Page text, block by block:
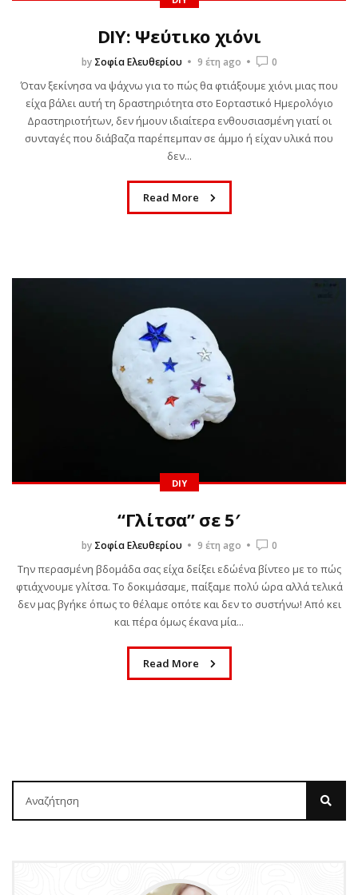
DIY: Ψεύτικο χιόνι
by Σοφία Ελευθερίου 9 έτη ago 0
Όταν ξεκίνησα να ψάχνω για το πώς θα φτιάξουμε χιόνι μιας που
είχα βάλει αυτή τη δραστηριότητα στο Εορταστικό Ημερολόγιο
Δραστηριοτήτων, δεν ήμουν ιδιαίτερα ενθουσιασμένη γιατί οι
συνταγές που διάβαζα παρέπεμπαν σε άμμο ή είχαν υλικά που
δεν...
Read More
DIY
“Γλίτσα” σε 5′
by Σοφία Ελευθερίου 9 έτη ago 0
Την περασμένη βδομάδα σας είχα δείξει εδώένα βίντεο με το πώς
φτιάχνουμε γλίτσα. Το δοκιμάσαμε, παίξαμε πολύ ώρα αλλά τελικά
δεν μας βγήκε όπως το θέλαμε οπότε και δεν το συστήνω! Από κει
και πέρα όμως έκανα μία...
Read More
Ανάμεσα σε παραλίες και ζεστά ήσυχα μεσημέρια, έρχεται
πάντα εκείνη η στιγμή που το παιδί σου ψάχνει
απεγνωσμένα κάτι να κάνει....
Read More